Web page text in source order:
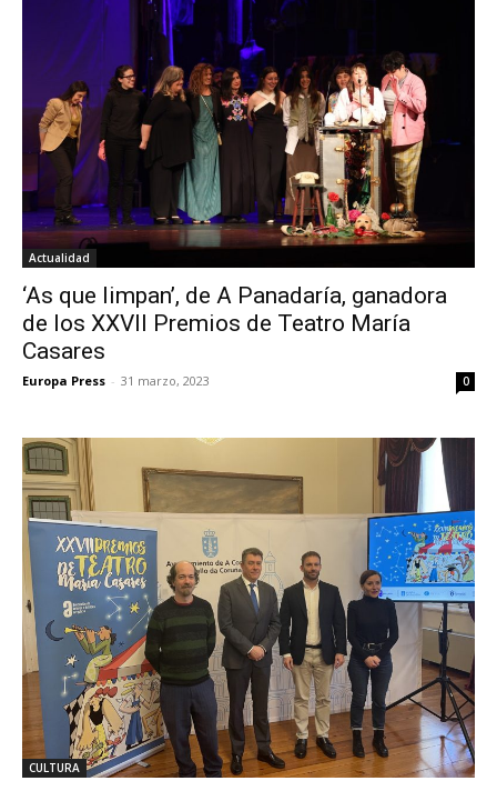
Actualidad
‘As que limpan’, de A Panadaría, ganadora
de los XXVII Premios de Teatro María
Casares
Europa Press - 31 marzo, 2023 0
CULTURA